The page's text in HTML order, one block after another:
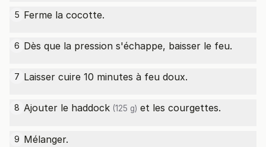
5 Ferme la cocotte.
6 Dès que la pression s'échappe, baisser le feu.
7 Laisser cuire 10 minutes à feu doux.
8 Ajouter le haddock (125 g) et les courgettes.
9 Mélanger.